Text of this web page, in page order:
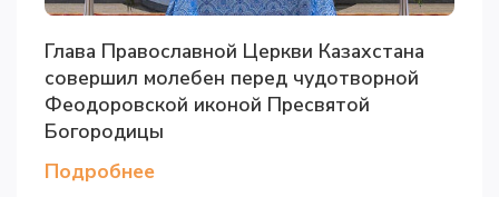
Глава Православной Церкви Казахстана
совершил молебен перед чудотворной
Феодоровской иконой Пресвятой
Богородицы
Подробнее